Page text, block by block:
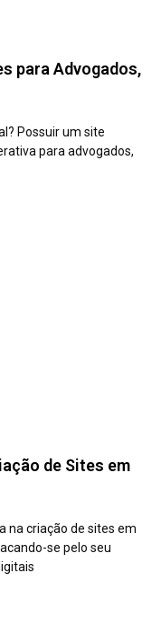
para Advogados,
Possuir um site
para advogados,
de Sites em
na criação de sites em
se pelo seu